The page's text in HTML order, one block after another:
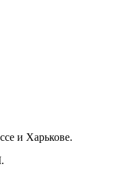
и Харькове.